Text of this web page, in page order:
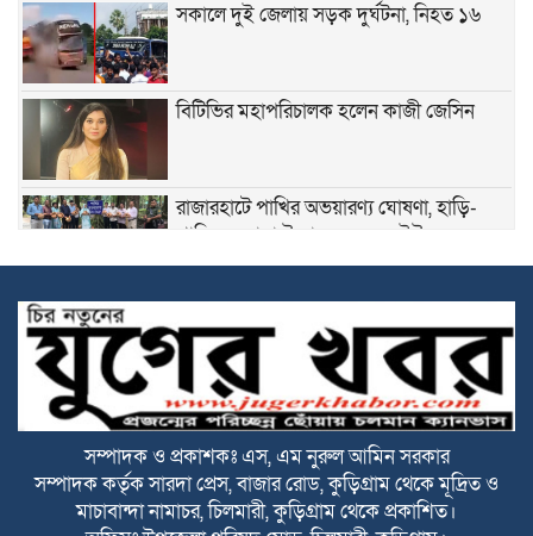
সকালে দুই জেলায় সড়ক দুর্ঘটনা, নিহত ১৬
বিটিভির মহাপরিচালক হলেন কাজী জেসিন
রাজারহাটে পাখির অভয়ারণ্য ঘোষণা, হাড়ি-
পাতিলের বাসা উদ্বোধন করলেন ইউএনও
ভূরুঙ্গামারীতে জুলাই গনঅভ্যুত্থান দিবসে জুলাই
যোদ্ধা ও জুলাই শহীদের পরিবারবর্গকে সংবর্ধনা
ও আলোচনা সভা
ভূরুঙ্গামারীতে মাদকদ্রব ইয়াবা টেবলেটসহ
আটক ১, একমাসের বিনাশ্রম কারাদণ্ড ও ২০০০
টাকা জরিমানা
বজ্রপাতের ঝুকি কমাতে বজ্রনিরোধক হিসেবে
দেড় শতাধিক তাল গাছের চারা রোপণ
সম্পাদক ও প্রকাশকঃ এস, এম নুরুল আমিন সরকার
সম্পাদক কর্তৃক সারদা প্রেস, বাজার রোড, কুড়িগ্রাম থেকে মূদ্রিত ও
মাচাবান্দা নামাচর, চিলমারী, কুড়িগ্রাম থেকে প্রকাশিত।